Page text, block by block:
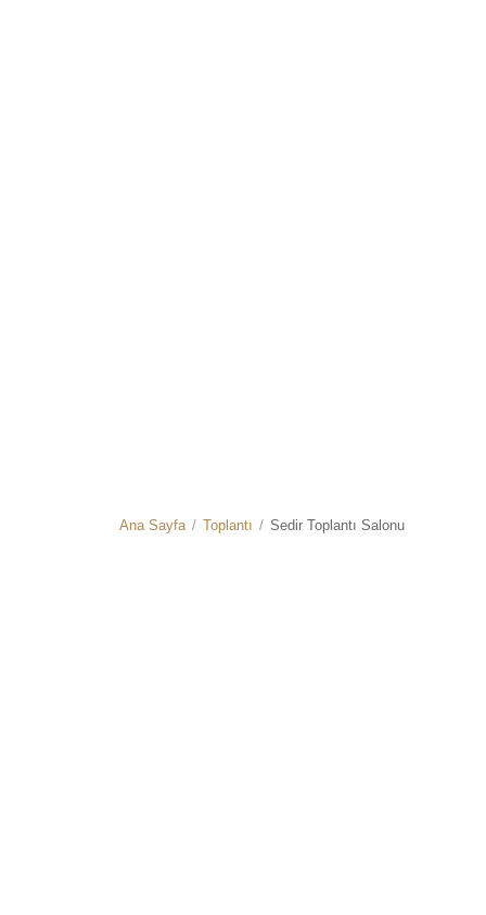
Ana Sayfa / Toplantı / Sedir Toplantı Salonu